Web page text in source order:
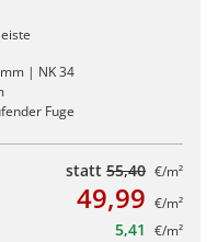
| NK 34
Fuge
statt 55,40 €/m²
49,99 €/m²
5,41 €/m²